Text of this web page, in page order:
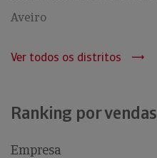
Aveiro
Ver todos os distritos
Ranking por vendas
Empresa